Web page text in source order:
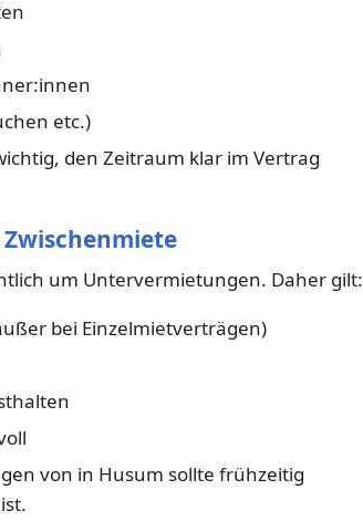
etc.)
den Zeitraum klar im Vertrag
Zwischenmiete
um Untervermietungen. Daher gilt:
bei Einzelmietverträgen)
von in Husum sollte frühzeitig